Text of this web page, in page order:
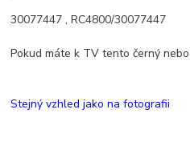
30077447 , RC4800/30077447
Pokud máte k TV tento černý
Stejný vzhled jako na fotografii